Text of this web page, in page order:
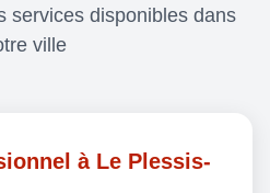
services disponibles dans
ville
à Le Plessis-